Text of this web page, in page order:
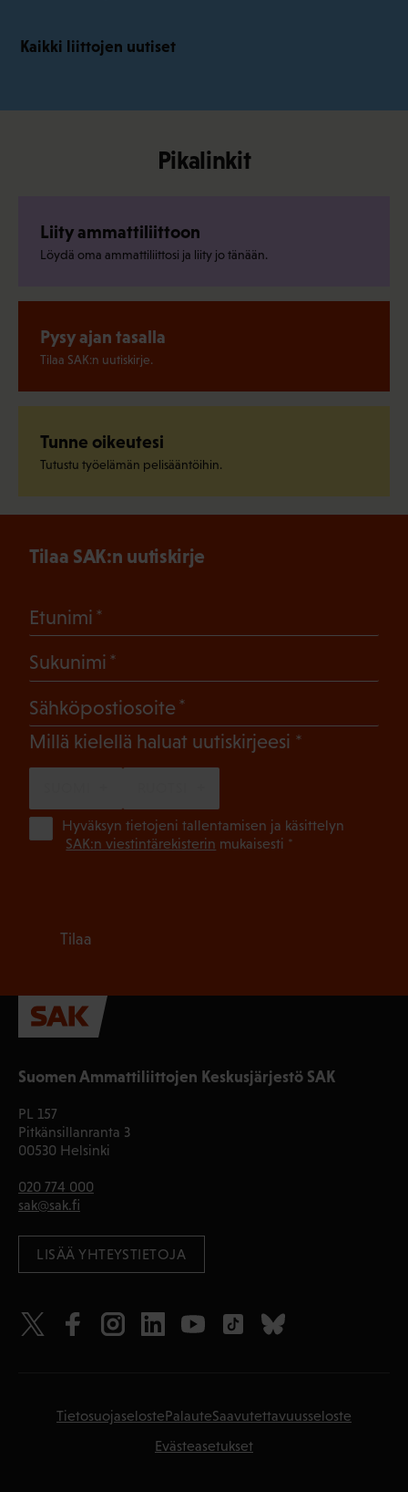
Kaikki liittojen uutiset
Pikalinkit
Liity ammattiliittoon
Löydä oma ammattiliittosi ja liity jo tänään.
Pysy ajan tasalla
Tilaa SAK:n uutiskirje.
Tunne oikeutesi
Tutustu työelämän pelisääntöihin.
Suomen Ammattiliittojen Keskusjärjestö SAK
PL 157
Pitkänsillanranta 3
00530 Helsinki
020 774 000
sak@sak.fi
LISÄÄ YHTEYSTIETOJA
Tilaa SAK:n uutiskirje
Etunimi
Sukunimi
Sähköpostiosoite
Millä kielellä haluat uutiskirjeesi (Pakollinen)
Hyväksyn tietojeni tallentamisen ja käsittelyn
SAK:n viestintärekisterin mukaisesti *
Tilaa
TietosuojaselostePalauteSaavutettavuusseloste
Evästeasetukset